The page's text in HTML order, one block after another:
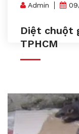
Admin
Diệt chuột
TPHCM